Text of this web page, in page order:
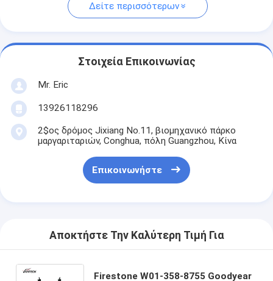
Δείτε περισσότερων
Στοιχεία Επικοινωνίας
Mr. Eric
13926118296
2$ος δρόμος Jixiang No.11, βιομηχανικό πάρκο
μαργαριταριών, Conghua, πόλη Guangzhou, Κίνα
Επικοινωνήστε
Αποκτήστε Την Καλύτερη Τιμή Για
Firestone W01-358-8755 Goodyear